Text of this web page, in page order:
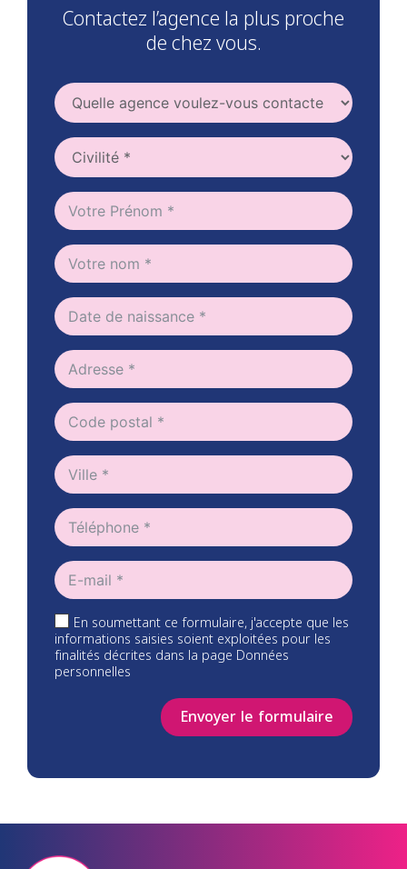
Contactez l’agence la plus proche
de chez vous.
En soumettant ce formulaire, j'accepte que les
informations saisies soient exploitées pour les
finalités décrites dans la page Données
personnelles
Envoyer le formulaire